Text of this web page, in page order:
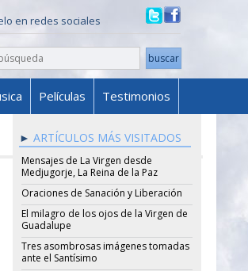
en redes sociales
Películas Testimonios
ARTÍCULOS MÁS VISITADOS
Mensajes de La Virgen desde
Medjugorje, La Reina de la Paz
Oraciones de Sanación y Liberación
El milagro de los ojos de la Virgen de
Guadalupe
Tres asombrosas imágenes tomadas
ante el Santísimo